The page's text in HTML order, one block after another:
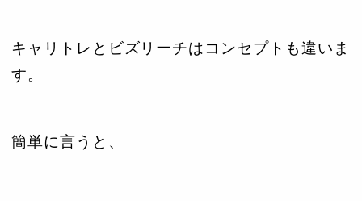
キャリトレとビズリーチはコンセプトも違いま
す。
簡単に言うと、